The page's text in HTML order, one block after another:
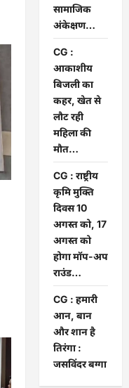
सामाजिक
अंकेक्षण…
CG :
आकाशीय
बिजली का
कहर, खेत से
लौट रही
महिला की
मौत…
CG : राष्ट्रीय
कृमि मुक्ति
दिवस 10
अगस्त को, 17
अगस्त को
होगा मॉप-अप
राउंड…
CG : हमारी
आन, बान
और शान है
तिरंगा :
जसविंदर बग्गा